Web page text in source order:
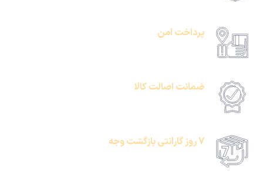
پرداخت امن
ضمانت اصالت کالا
7 روز گارانتی بازگشت وجه